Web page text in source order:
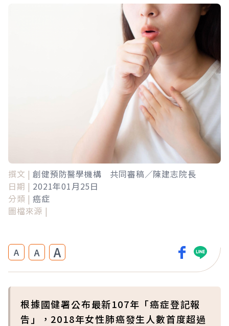
撰文 | 創健預防醫學機構 共同審稿／陳建志院長
日期 | 2021年01月25日
分類 | 癌症
圖檔來源 |
A A A
根據國健署公布最新107年「癌症登記報
告」，2018年女性肺癌發生人數首度超過